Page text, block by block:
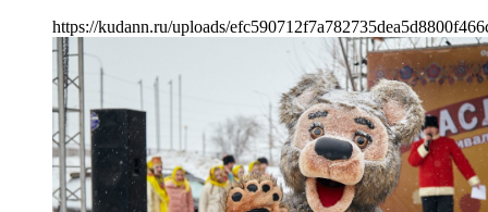
https://kudann.ru/uploads/